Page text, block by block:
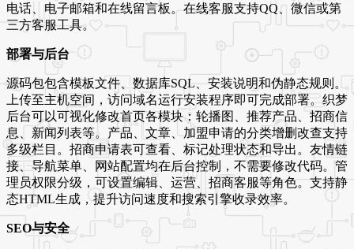
电话、电子邮箱和在线留言板。在线客服支持QQ、微信或第
三方客服工具。
部署与后台
源码包包含模板文件、数据库SQL、安装说明和伪静态规则。
上传至主机空间，访问域名运行安装程序即可完成部署。织梦
后台可以可视化修改首页各模块：轮播图、推荐产品、招商信
息、新闻列表等。产品、文章、加盟申请的分类增删改查支持
多级栏目。招商申请表可查看、标记处理状态和导出。友情链
接、导航菜单、网站配置均在后台控制，不需要修改代码。管
理员权限分级，可设置编辑、运营、招商客服等角色。支持静
态HTML生成，提升访问速度和搜索引擎收录效率。
SEO与安全